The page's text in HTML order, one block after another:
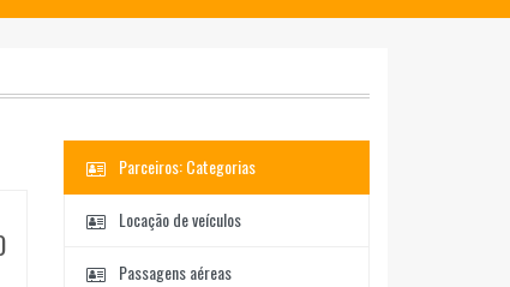
Parceiros: Categorias
Locação de veículos
Passagens aéreas